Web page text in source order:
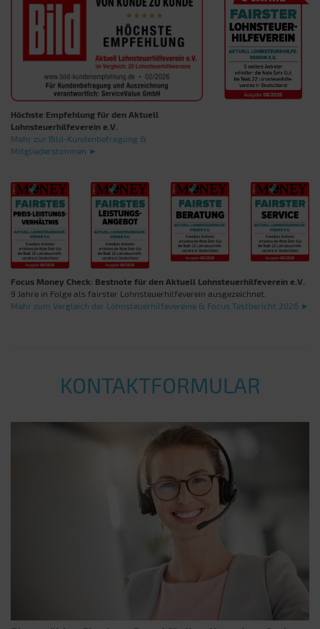
Höchste Empfehlung für den Aktuell
Lohnsteuerhilfeverein e.V.
Mehr zur Bild-Kundenbefragung &
Mitgliederstimmen ►
Focus Money Check: Bestnote für den Aktuell Lohnsteuerhilfeverein e.V.
9 Jahre in Folge als fairster Lohnsteuerhilfeverein ausgezeichnet.
Mehr zum Vergleich der Lohnsteuerhilfevereine & Focus Testbericht 2026 ►
KONTAKTFORMULAR